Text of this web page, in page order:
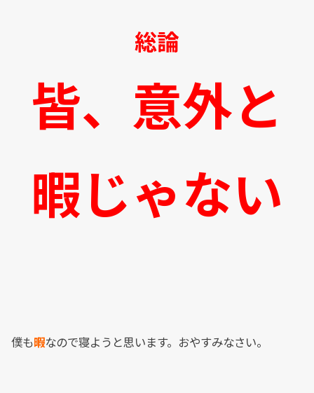
総論
皆、意外と
暇じゃない
僕も暇なので寝ようと思います。おやすみなさい。